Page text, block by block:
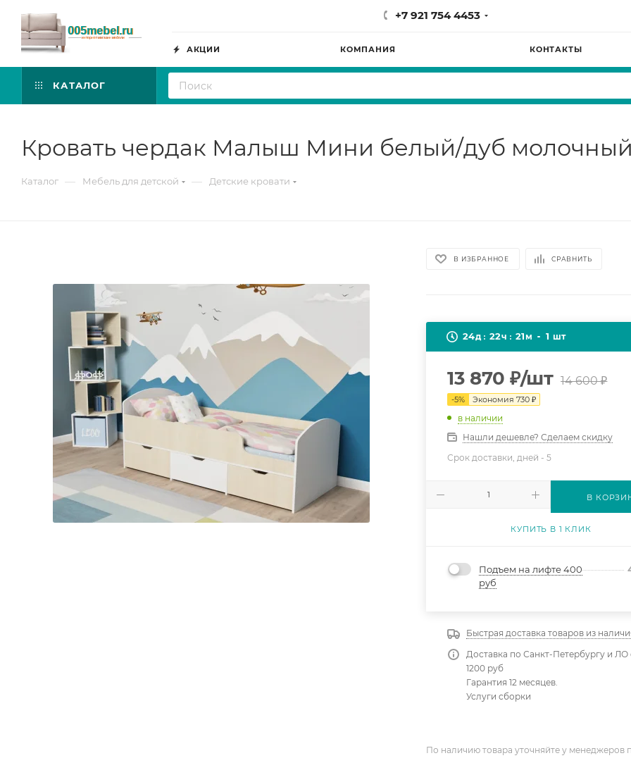
+7 921 754 4453
АКЦИИ КОМПАНИЯ КОНТАКТЫ
КАТАЛОГ
Кровать чердак Малыш Мини белый/дуб молочный
Каталог — Мебель для детской — Детские кровати
В ИЗБРАННОЕ СРАВНИТЬ
24д 22ч 21м 1 шт
13 870 ₽/шт 14 600₽
-5% Экономия730 ₽
в наличии
Нашли дешевле? Сделаем скидку
Срок доставки, дней -5
В
КУПИТЬ В 1 КЛИК
Подъем на лифте 400
руб
Быстрая доставка товаров из
Доставка по Санкт-Петербургу и ЛО
1200 руб
Гарантия 12 месяцев.
Услуги сборки
По наличию товара уточняйте у менеджеров